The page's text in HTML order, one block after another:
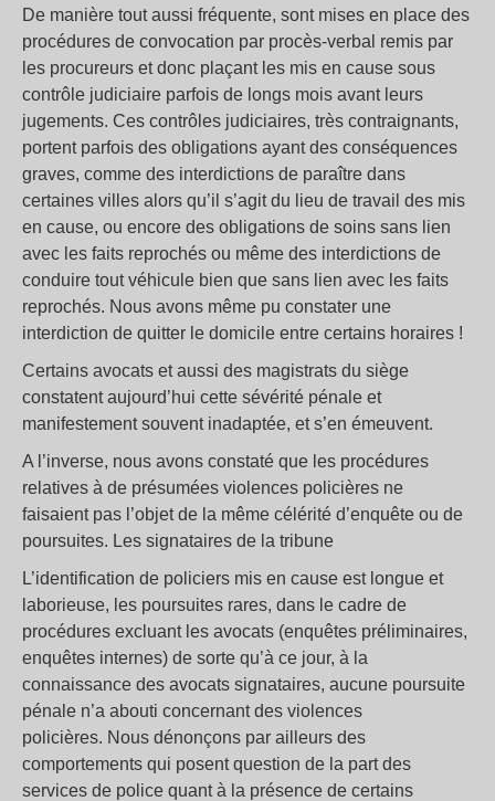
De manière tout aussi fréquente, sont mises en place des
procédures de convocation par procès-verbal remis par
les procureurs et donc plaçant les mis en cause sous
contrôle judiciaire parfois de longs mois avant leurs
jugements. Ces contrôles judiciaires, très contraignants,
portent parfois des obligations ayant des conséquences
graves, comme des interdictions de paraître dans
certaines villes alors qu’il s’agit du lieu de travail des mis
en cause, ou encore des obligations de soins sans lien
avec les faits reprochés ou même des interdictions de
conduire tout véhicule bien que sans lien avec les faits
reprochés. Nous avons même pu constater une
interdiction de quitter le domicile entre certains horaires !
Certains avocats et aussi des magistrats du siège
constatent aujourd’hui cette sévérité pénale et
manifestement souvent inadaptée, et s’en émeuvent.
A l’inverse, nous avons constaté que les procédures
relatives à de présumées violences policières ne
faisaient pas l’objet de la même célérité d’enquête ou de
poursuites. Les signataires de la tribune
L’identification de policiers mis en cause est longue et
laborieuse, les poursuites rares, dans le cadre de
procédures excluant les avocats (enquêtes préliminaires,
enquêtes internes) de sorte qu’à ce jour, à la
connaissance des avocats signataires, aucune poursuite
pénale n’a abouti concernant des violences
policières. Nous dénonçons par ailleurs des
comportements qui posent question de la part des
services de police quant à la présence de certains